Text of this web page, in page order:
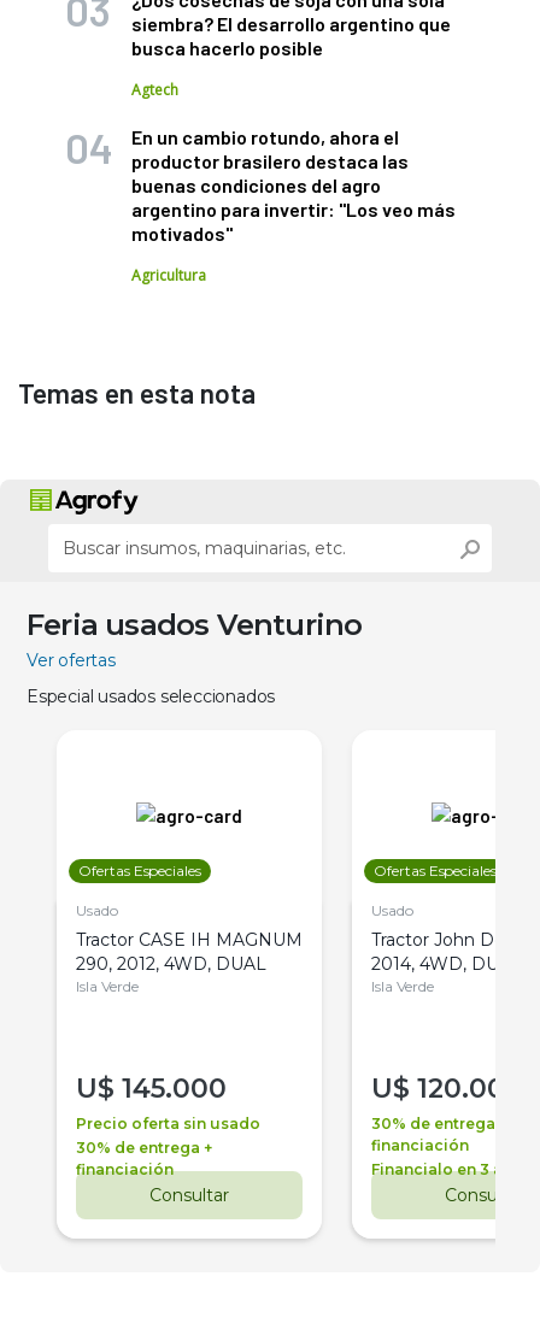
siembra? El desarrollo argentino que
busca hacerlo posible
Agtech
En un cambio rotundo, ahora el
productor brasilero destaca las
buenas condiciones del agro
argentino para invertir: "Los veo más
motivados"
Agricultura
Temas en esta nota
Feria usados Venturino
Ver ofertas
Especial usados seleccionados
Ofertas Especiales
Usado
Tractor CASE IH MAGNUM
290, 2012, 4WD, DUAL
Isla Verde
U$ 145.000
Precio oferta sin usado
30% de entrega +
financiación
Consultar
Ofertas Especiales
Usado
Tractor John Deere
2014, 4WD, DUAL
Isla Verde
U$ 120.000
30% de entrega +
financiación
Financialo en 3 años
Consultar